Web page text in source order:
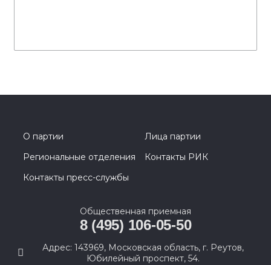
О партии
Лица партии
Региональные отделения
Контакты РИК
Контакты пресс-службы
Общественная приемная
8 (495) 106-05-50
Адрес: 143969, Московская область, г. Реутов,
Юбилейный проспект, 54.